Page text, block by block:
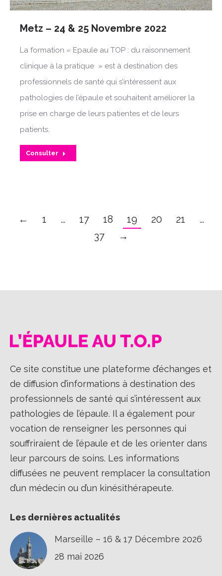
Metz – 24 & 25 Novembre 2022
La formation « Epaule au TOP : du raisonnement
clinique à la pratique » est à destination des
professionnels de santé qui s’intéressent aux
pathologies de l’épaule et souhaitent améliorer la
prise en charge de leurs patientes et de leurs
patients.
Consulter
← 1 … 17 18 19 20 21
…
37
→
Ce site constitue une plateforme d’échanges et
de diffusion d’informations à destination des
professionnels de santé qui s’intéressent aux
pathologies de l’épaule. Il a également pour
vocation de renseigner les personnes qui
souffriraient de l’épaule et de les orienter dans
leur parcours de soins. Les informations
diffusées ne peuvent remplacer la consultation
d’un médecin ou d’un kinésithérapeute.
Les dernières actualités
Marseille – 16 & 17 Décembre 2026
28 mai 2026